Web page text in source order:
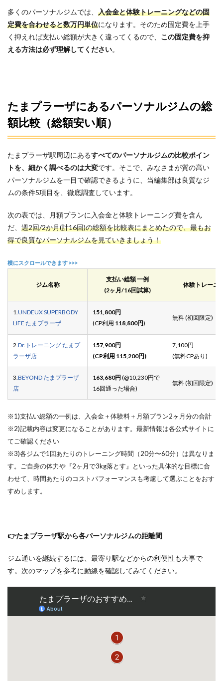
多くのパーソナルジムでは、 入会金と体験トレーニングなどの固
定費を合わせると数万円単位になります。そのため固定費を上手
く抑えれば支払い総額が大きく違ってくるので、 この固定費を抑
える方法は必ず理解してください。
たまプラーザにあるパーソナルジムの総
額比較（総額安い順）
たまプラーザ駅周辺にあるすべてのパーソナルジムの比較ポイン
トを、細かく調べるのは大変です。そこで、みなさまが質の高い
パーソナルジムを一目で確認できるように、当編集部は良質なジ
ムの条件5項目を、徹底調査しています。
次の表では、月額プランに入会金と体験トレーニング費を含ん
だ、 週2回/2か月(計16回)の総額を比較表にまとめたので、最もお
得で良質なパーソナルジムを見ていきましょう！
ジム名称
支払い総額 一例
(2ヶ月/16回試算)
体験トレーニ
1. UNDEUX SUPERBODY
LIFE たまプラーザ
151,800円
(CP利用 118,800円)
無料 (初回限定)
2. Dr.トレーニング たまプ
ラーザ店
157,900円
(CP利用 115,200円)
7,100円
(無料CPあり)
3. BEYOND たまプラーザ
店
163,680円 (@10,230円で
16回通った場合)
無料 (初回限定)
※1)支払い総額の一例は、入会金＋体験料＋月額プラン2ヶ月分の合計
※2)記載内容は変更になることがあります。最新情報は各公式サイトに
てご確認ください
※3)各ジムで1回あたりのトレーニング時間（20分〜60分）は異なりま
す。ご自身の体力や『2ヶ月で3kg落とす』といった具体的な目標に合
わせて 、時間あたりのコストパフォーマンスも考慮して選ぶことをおす
すめします。
👉たまプラーザ駅から各パーソナルジムの距離間
ジム通いを継続するには、最寄り駅などからの利便性も大事で
す。次のマップを参考に動線を確認してみてください。